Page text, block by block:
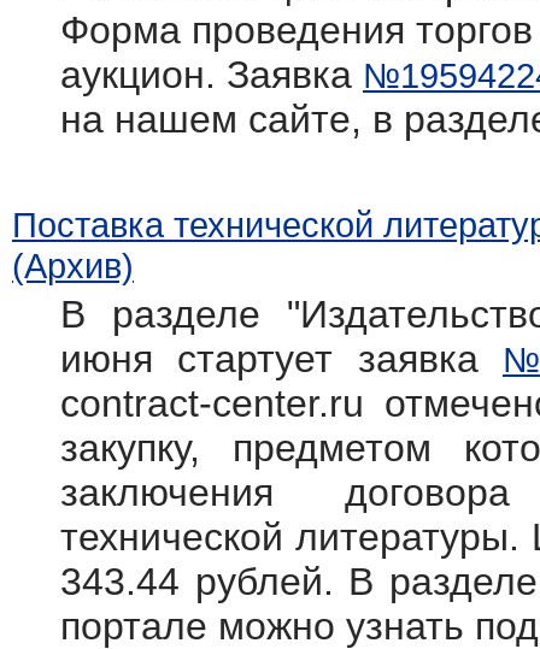
Форма проведения
аукцион. Заявка
на нашем сайте, в
Поставка технической
(Архив)
В разделе
июня стартует заявка
contract-center.ru
закупку, предметом
заключения
технической
343.44 рублей. В
портале можно узнать